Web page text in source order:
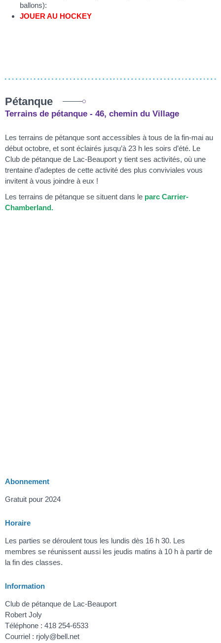
ballons):
JOUER AU HOCKEY
Pétanque
Terrains de pétanque - 46, chemin du Village
Les terrains de pétanque sont accessibles à tous de la fin-mai au
début octobre, et sont éclairés jusqu’à 23 h les soirs d’été. Le
Club de pétanque de Lac-Beauport y tient ses activités, où une
trentaine d’adeptes de cette activité des plus conviviales vous
invitent à vous joindre à eux !
Les terrains de pétanque se situent dans le parc Carrier-
Chamberland.
Abonnement
Gratuit pour 2024
Horaire
Les parties se déroulent tous les lundis dès 16 h 30. Les
membres se réunissent aussi les jeudis matins à 10 h à partir de
la fin des classes.
Information
Club de pétanque de Lac-Beauport
Robert Joly
Téléphone : 418 254-6533
Courriel : rjoly@bell.net